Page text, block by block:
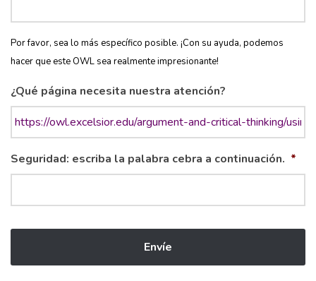
Por favor, sea lo más específico posible. ¡Con su ayuda, podemos
hacer que este OWL sea realmente impresionante!
¿Qué página necesita nuestra atención?
Seguridad: escriba la palabra cebra a continuación. *